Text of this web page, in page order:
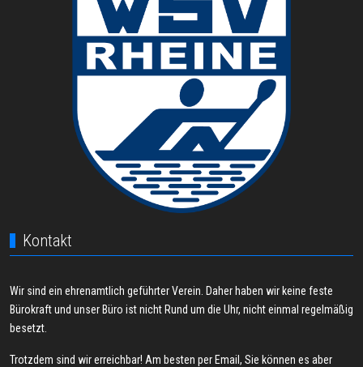
Kontakt
Wir sind ein ehrenamtlich geführter Verein. Daher haben wir keine feste
Bürokraft und unser Büro ist nicht Rund um die Uhr, nicht einmal regelmäßig
besetzt.
Trotzdem sind wir erreichbar! Am besten per Email, Sie können es aber